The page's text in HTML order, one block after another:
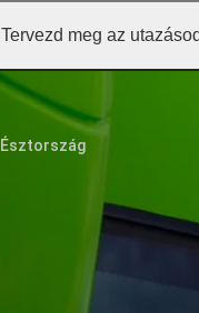
Tervezd meg az utazásod
Észtország